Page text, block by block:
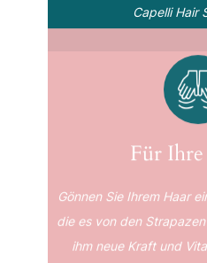
Capelli Hair
Gönnen Sie Ihrem Haar
die es von den